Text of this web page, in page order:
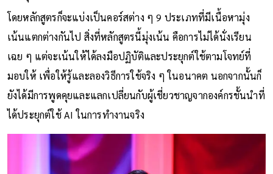
โดยหลักสูตรก็จะแบ่งเป็นคอร์สต่าง ๆ 9 ประเภทที่มีเนื้อหามุ่ง
เน้นแตกต่างกันไป สิ่งที่หลักสูตรนี้มุ่งเน้น คือการไม่ได้นั่งเรียน
เฉย ๆ แต่จะเน้นให้ได้ลงมือปฏิบัติและประยุกต์ใช้ตามโจทย์ที่
มอบให้ เพื่อให้รู้และลองวิธีการใช้จริง ๆ ในอนาคต นอกจากนั้นก็
ยังได้มีการพูดคุยและแลกเปลี่ยนกับผู้เชี่ยวชาญจากองค์กรชั้นนำที่
ได้ประยุกต์ใช้ AI ในการทำงานจริง